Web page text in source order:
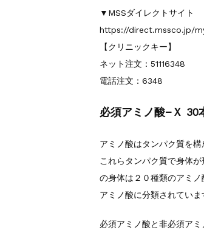
▼MSSダイレクトサイト
https://direct.mssco.jp/
【クリニックキー】
ネット注文：51116348
電話注文：6348
必須アミノ酸−Ｘ 30
アミノ酸はタンパク質を
これらタンパク質で身体
の身体は２０種類のアミ
アミノ酸に分類されていま
必須アミノ酸と非必須アミ